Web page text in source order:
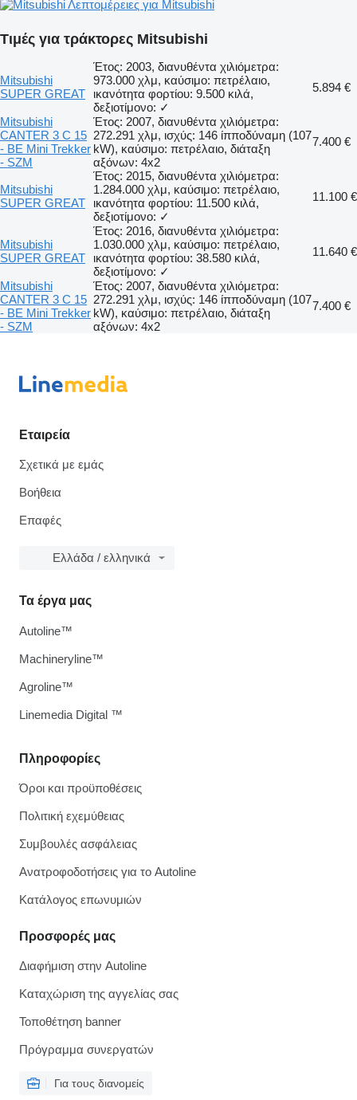
Λεπτομέρειες για Mitsubishi
Τιμές για τράκτορες Mitsubishi
Mitsubishi
SUPER GREAT
Έτος: 2003, διανυθέντα χιλιόμετρα:
973.000 χλμ, καύσιμο: πετρέλαιο,
ικανότητα φορτίου: 9.500 κιλά,
δεξιοτίμονο: ✓
5.894 €
Mitsubishi
CANTER 3 C 15
- BE Mini Trekker
- SZM
Έτος: 2007, διανυθέντα χιλιόμετρα:
272.291 χλμ, ισχύς: 146 ίπποδύναμη (107
kW), καύσιμο: πετρέλαιο, διάταξη
αξόνων: 4x2
7.400 €
Mitsubishi
SUPER GREAT
Έτος: 2015, διανυθέντα χιλιόμετρα:
1.284.000 χλμ, καύσιμο: πετρέλαιο,
ικανότητα φορτίου: 11.500 κιλά,
δεξιοτίμονο: ✓
11.100 €
Mitsubishi
SUPER GREAT
Έτος: 2016, διανυθέντα χιλιόμετρα:
1.030.000 χλμ, καύσιμο: πετρέλαιο,
ικανότητα φορτίου: 38.580 κιλά,
δεξιοτίμονο: ✓
11.640 €
Mitsubishi
CANTER 3 C 15
- BE Mini Trekker
- SZM
Έτος: 2007, διανυθέντα χιλιόμετρα:
272.291 χλμ, ισχύς: 146 ίπποδύναμη (107
kW), καύσιμο: πετρέλαιο, διάταξη
αξόνων: 4x2
7.400 €
Εταιρεία
Σχετικά με εμάς
Βοήθεια
Επαφές
Ελλάδα / ελληνικά
Πληροφορίες
Όροι και προϋποθέσεις
Πολιτική εχεμύθειας
Συμβουλές ασφάλειας
Ανατροφοδοτήσεις για το Autoline
Κατάλογος επωνυμιών
Προσφορές μας
Διαφήμιση στην Autoline
Καταχώριση της αγγελίας σας
Τοποθέτηση banner
Πρόγραμμα συνεργατών
Για τους διανομείς
Τα έργα μας
Autoline™
Machineryline™
Agroline™
Linemedia Digital ™